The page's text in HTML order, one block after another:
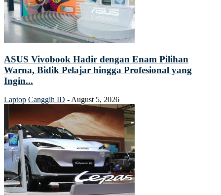
ASUS Vivobook Hadir dengan Enam Pilihan
Warna, Bidik Pelajar hingga Profesional yang
Ingin...
Laptop Canggih ID - August 5, 2026